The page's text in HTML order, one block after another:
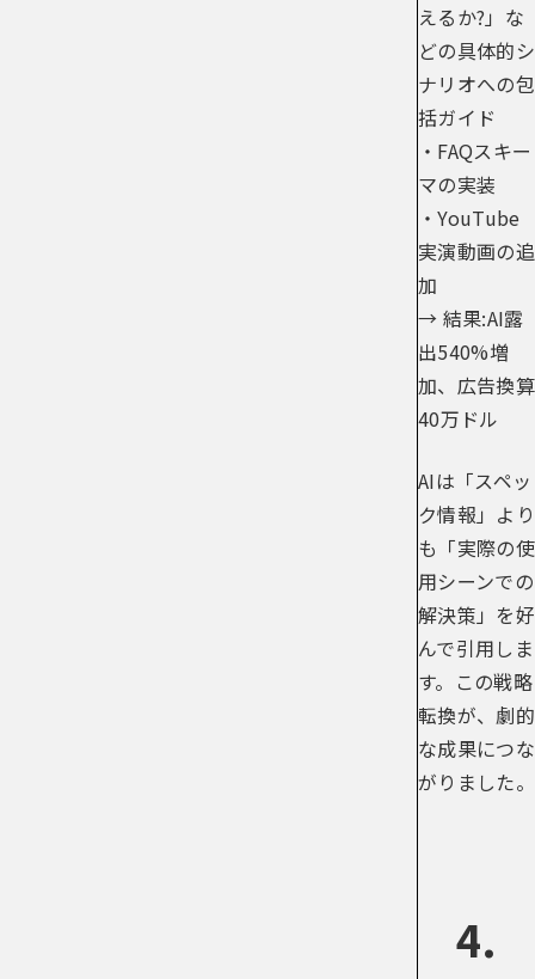
えるか?」な
どの具体的シ
ナリオへの包
括ガイド
・FAQスキー
マの実装
・YouTube
実演動画の追
加
→ 結果:AI露
出540%増
加、広告換算
40万ドル
AIは「スペッ
ク情報」より
も「実際の使
用シーンでの
解決策」を好
んで引用しま
す。この戦略
転換が、劇的
な成果につな
がりました。
4.